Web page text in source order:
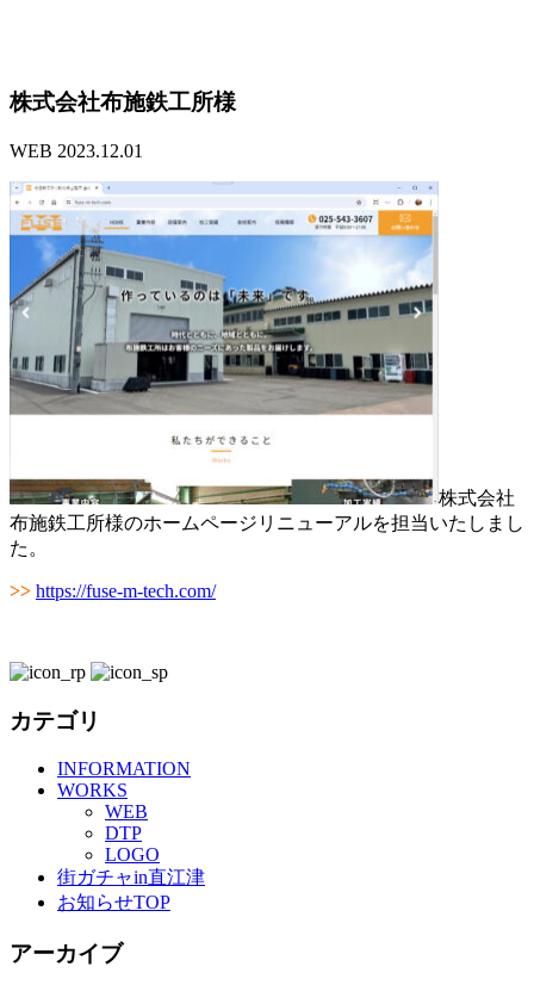
株式会社布施鉄工所様
WEB 2023.12.01
株式会社
布施鉄工所様のホームページリニューアルを担当いたしまし
た。
>> https://fuse-m-tech.com/
カテゴリ
INFORMATION
WORKS
WEB
DTP
LOGO
街ガチャin直江津
お知らせTOP
アーカイブ